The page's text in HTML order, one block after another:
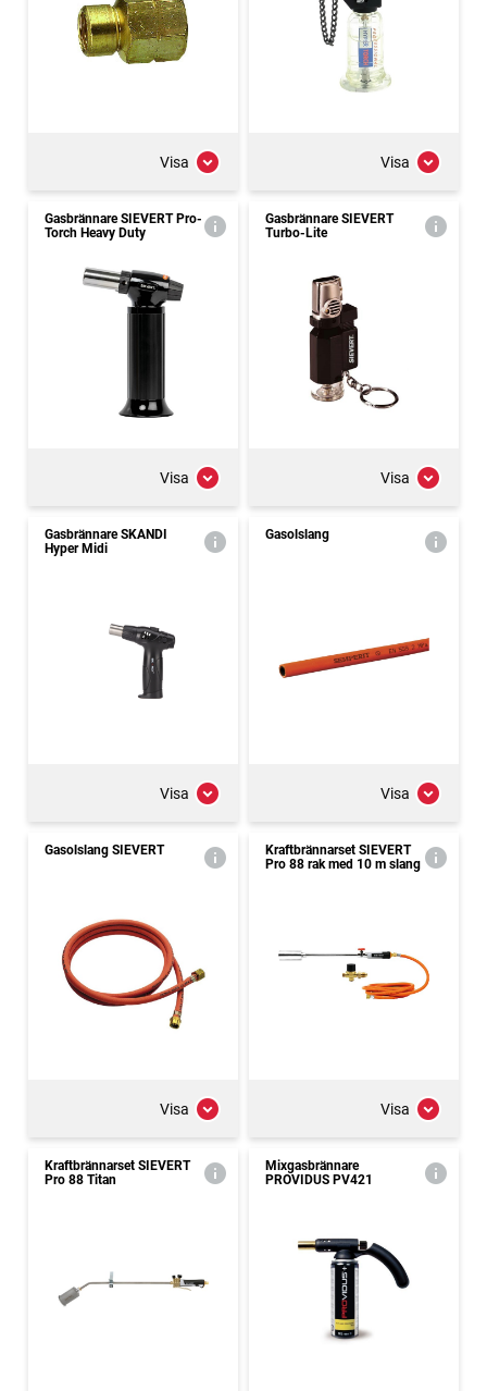
Visa Visa
Gasbrännare SIEVERT Pro-
Torch Heavy Duty
Visa
Gasbrännare SIEVERT
Turbo-Lite
Visa
Gasbrännare SKANDI
Hyper Midi
Visa
Gasolslang
Visa
Gasolslang SIEVERT
Visa
Kraftbrännarset SIEVERT
Pro 88 rak med 10 m slang
Visa
Kraftbrännarset SIEVERT
Pro 88 Titan
Mixgasbrännare
PROVIDUS PV421